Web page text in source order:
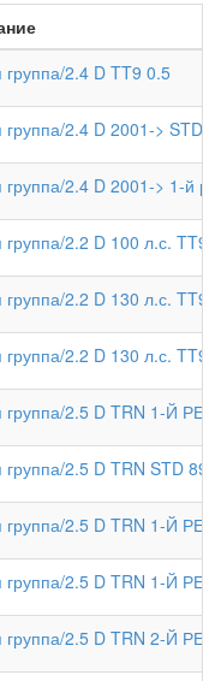
2.4 D TT9 0.5
2.4 D 2001-> STD
2.4 D 2001-> 1-й
2.2 D 100 л.с. TT9
2.2 D 130 л.с. TT9
2.2 D 130 л.с. TT9
группа/2.5 D TRN 1-Й
2.5 D TRN STD 89-
группа/2.5 D TRN 1-Й
группа/2.5 D TRN 1-Й
группа/2.5 D TRN 2-Й